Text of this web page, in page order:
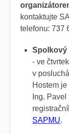
kontaktujte
telefonu: 737
Spolkový
- ve
v
Hostem
Ing.
SAPMU.